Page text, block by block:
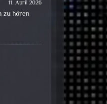
11. April 2026
zu hören